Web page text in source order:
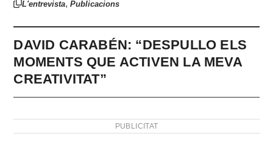
L'entrevista,Publicacions
DAVID CARABÉN: “DESPULLO ELS
MOMENTS QUE ACTIVEN LA MEVA
CREATIVITAT”
PUBLICITAT